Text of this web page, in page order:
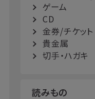
ゲーム
CD
金券/チケット
貴金属
切手・ハガキ
読みもの